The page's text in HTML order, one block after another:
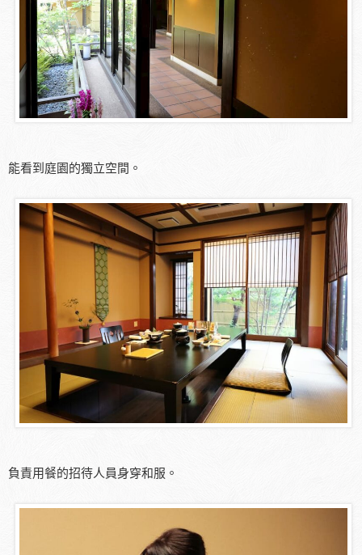
能看到庭園的獨立空間。
負責用餐的招待人員身穿和服。